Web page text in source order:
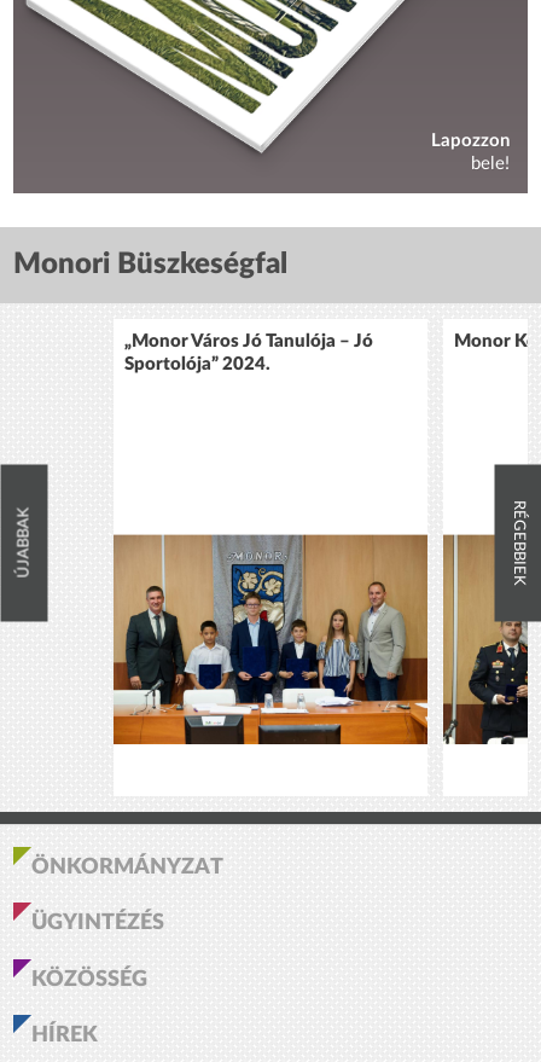
Lapozzon
bele!
Monori Büszkeségfal
ÚJABBAK
„Monor Város Jó Tanulója – Jó
Sportolója” 2024.
Monor
RÉGEBBIEK
ÖNKORMÁNYZAT
ÜGYINTÉZÉS
KÖZÖSSÉG
HÍREK